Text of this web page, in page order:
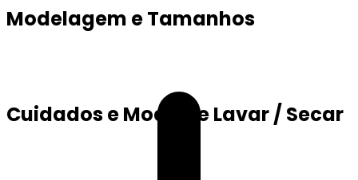
Modelagem e Tamanhos
Cuidados e Modo de Lavar / Secar